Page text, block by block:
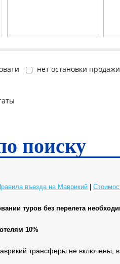
нет остановки продажи
поиску
въезда на Маврикий
туров без перелета
10%
трансферы не включены,